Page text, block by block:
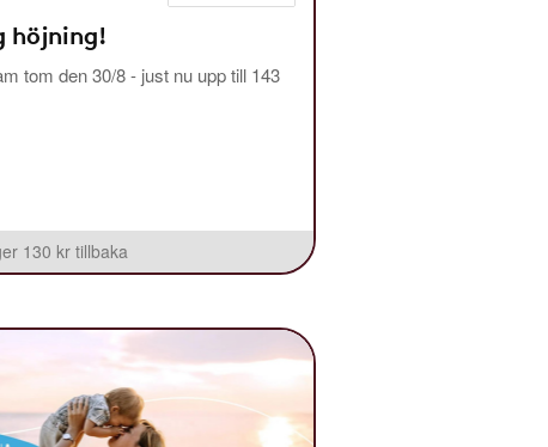
höjning!
tom den 30/8 - just nu upp till 143
130 kr tillbaka